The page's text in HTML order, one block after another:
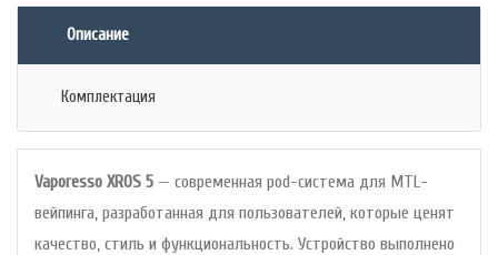
Описание
Комплектация
Vaporesso XROS 5 — современная pod-система для MTL-
вейпинга, разработанная для пользователей, которые ценят
качество, стиль и функциональность. Устройство выполнено